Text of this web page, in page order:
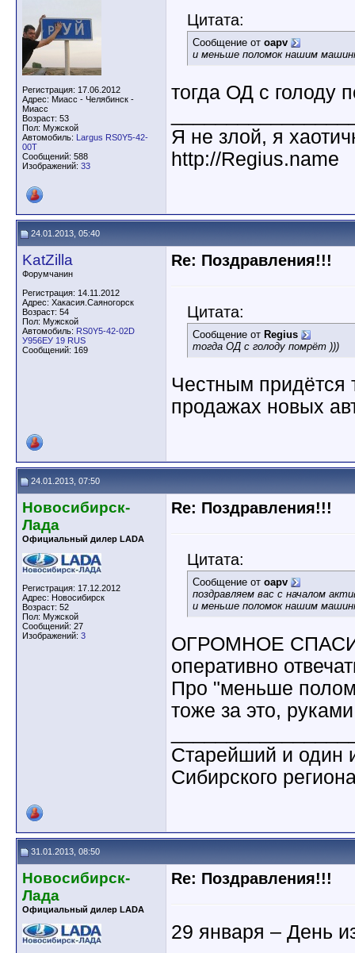
Регистрация: 17.06.2012
Адрес: Миасс - Челябинск -
Миасс
Возраст: 53
Пол: Мужской
Автомобиль: Largus RS0Y5-42-
00T
Сообщений: 588
Изображений: 33
Цитата:
Сообщение от oapv
и меньше поломок нашим
тогда ОД с голоду
Я не злой, я
http://Regius.name
24.01.2013, 05:40
KatZilla
Форумчанин
Регистрация: 14.11.2012
Адрес: Хакасия.Саяногорск
Возраст: 54
Пол: Мужской
Автомобиль: RS0Y5-42-02D
У956ЕУ 19 RUS
Сообщений: 169
Re: Поздравления!!!
Цитата:
Сообщение от Regius
тогда ОД с голоду помрёт )))
Честным придётся
продажах новых
24.01.2013, 07:50
Новосибирск-
Лада
Официальный дилер LADA
Регистрация: 17.12.2012
Адрес: Новосибирск
Возраст: 52
Пол: Мужской
Сообщений: 27
Изображений: 3
Re: Поздравления!!!
Цитата:
Сообщение от oapv
поздравляем вас с началом
и меньше поломок нашим
ОГРОМНОЕ
оперативно
Про "меньше
тоже за это,
Старейший и один
Сибирского
31.01.2013, 08:50
Новосибирск-
Лада
Официальный дилер LADA
Re: Поздравления!!!
29 января – День